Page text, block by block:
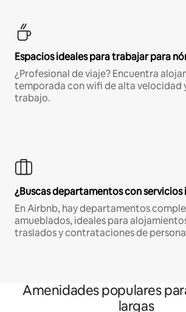
Espacios ideales para trabajar para
¿Profesional de viaje? Encuentra
temporada con wifi de alta velocidad
trabajo.
¿Buscas departamentos con servicios
En Airbnb, hay departamentos
amueblados, ideales para
traslados y contrataciones de
Amenidades populares
largas